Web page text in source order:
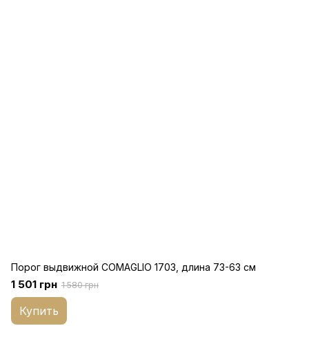
Порог выдвижной COMAGLIO 1703, длина 73-63 см
1 501 грн 1 580 грн
Купить